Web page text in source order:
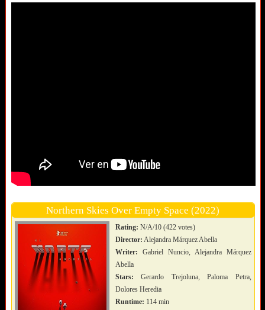
Northern Skies Over Empty Space (2022)
Rating: N/A/10 (422 votes)
Director: Alejandra Márquez Abella
Writer: Gabriel Nuncio, Alejandra Márquez
Abella
Stars: Gerardo Trejoluna, Paloma Petra,
Dolores Heredia
Runtime: 114 min